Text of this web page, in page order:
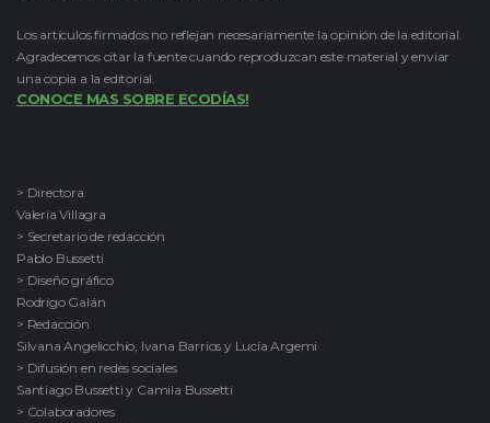
Los artículos firmados no reflejan necesariamente la opinión de la editorial.
Agradecemos citar la fuente cuando reproduzcan este material y enviar
una copia a la editorial.
CONOCE MAS SOBRE ECODÍAS!
> Directora
Valeria Villagra
> Secretario de redacción
Pablo Bussetti
> Diseño gráfico
Rodrigo Galán
> Redacción
Silvana Angelicchio, Ivana Barrios y Lucía Argemi
> Difusión en redes sociales
Santiago Bussetti y Camila Bussetti
> Colaboradores